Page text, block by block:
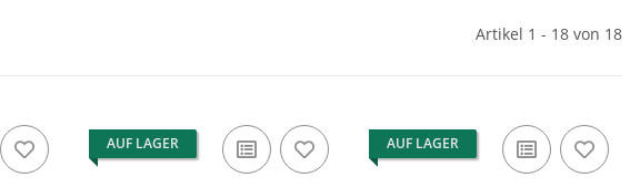
Artikel 1 - 18 von 18
AUF LAGER AUF LAGER